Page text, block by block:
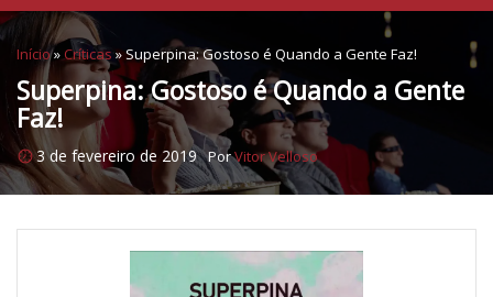
Início»Críticas »Superpina: Gostoso é Quando a Gente Faz!
Superpina: Gostoso é Quando a Gente
Faz!
3 de fevereiro de 2019 PorVitor Velloso